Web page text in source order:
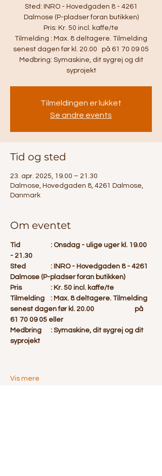
Sted: INRO - Hovedgaden 8 - 4261
Dalmose (P-pladser foran butikken)
Pris: Kr. 50 incl. kaffe/te
Tilmelding : Max. 8 deltagere. Tilmelding
senest dagen før kl. 20.00 på 61 70 09 05
Medbring: Symaskine, dit sygrej og dit
syprojekt
Tilmeldingen er lukket
Se andre events
Tid og sted
23. apr. 2025, 19.00 – 21.30
Dalmose, Hovedgaden 8, 4261 Dalmose,
Danmark
Om eventet
Tid		: Onsdag - ulige uger kl. 19.00
- 21.30
Sted		: INRO - Hovedgaden 8 - 4261
Dalmose (P-pladser foran butikken)
Pris		: Kr. 50 incl. kaffe/te
Tilmelding	: Max. 8 deltagere. Tilmelding
senest dagen før kl. 20.00 		  på
61 70 09 05 eller
Medbring	: Symaskine, dit sygrej og dit
syprojekt
Vis mere